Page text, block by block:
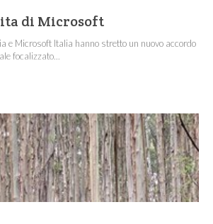
di Microsoft
e Microsoft Italia hanno stretto un nuovo accordo
focalizzato...